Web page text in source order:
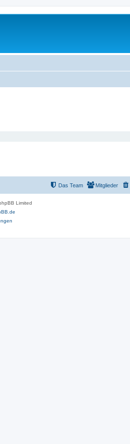
Mitglieder
Das Team
Limited